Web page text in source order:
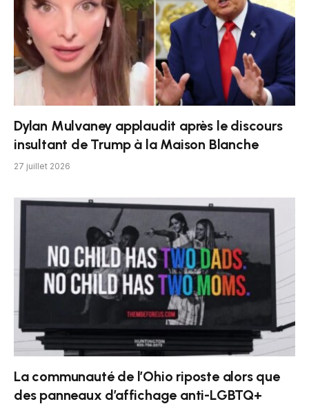
Dylan Mulvaney applaudit après le discours
insultant de Trump à la Maison Blanche
27 juillet 2026
La communauté de l’Ohio riposte alors que
des panneaux d’affichage anti-LGBTQ+